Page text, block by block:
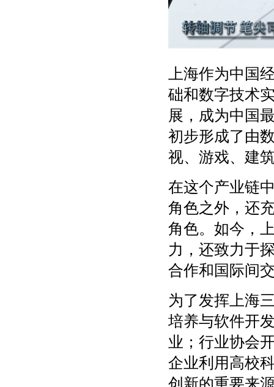
上海作为中国
础和数字技术
展，成为中国
初步形成了由
视、游戏、建
在这个产业链
角色之外，还
角色。如今，
力，还致力于
合作和国际间
为了发挥上海
培养与软件开
业；行业协会
企业利用高校
创新的重要来